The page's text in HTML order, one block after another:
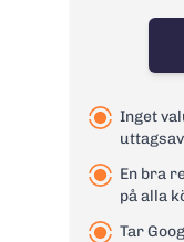
gift:
Läs mer
Inget
En bra
på alla
Tar